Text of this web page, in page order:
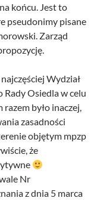
końcu. Jest to
pseudonimy pisane
Zarząd
Wydział
Rady Osiedla w celu
było inaczej,
zasadności
objętym mpzp
że
Nr
z dnia 5 marca